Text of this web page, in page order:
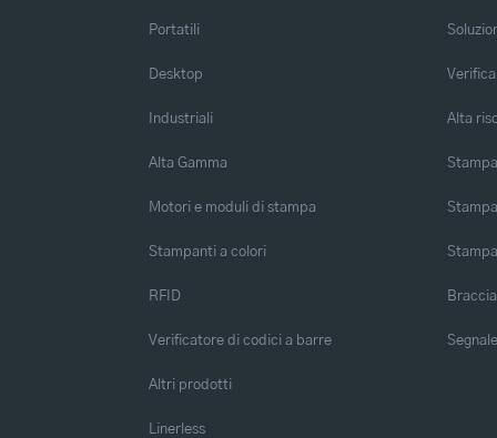
Portatili
Desktop
Industriali
Alta Gamma
Motori e moduli di stampa
Stampanti a colori
RFID
Verificatore di codici a barre
Altri prodotti
Linerless
Alta